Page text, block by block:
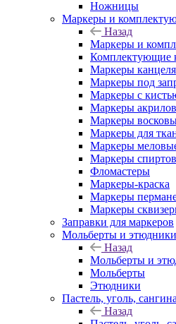
Ножницы
Маркеры и
Назад
Маркеры и
Комплектующие
Маркеры
Маркеры под
Маркеры с
Маркеры
Маркеры
Маркеры для
Маркеры
Маркеры
Фломастеры
Маркеры-краска
Маркеры
Маркеры
Заправки для маркеров
Мольберты и этюдники
Назад
Мольберты и
Мольберты
Этюдники
Пастель, уголь,
Назад